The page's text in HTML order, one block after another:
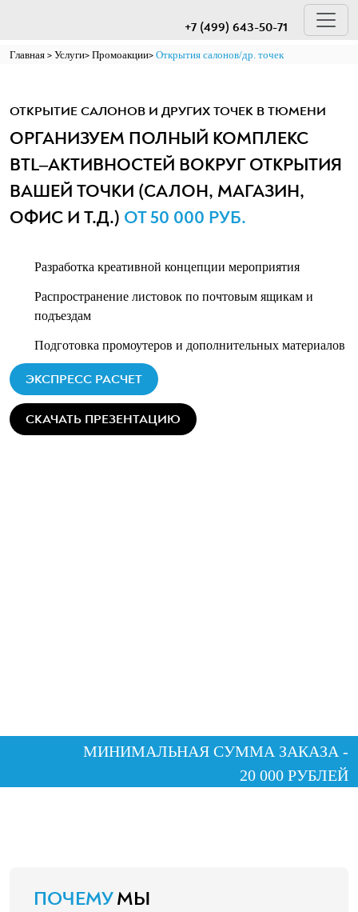
+7 (499) 643-50-71
Главная Услуги Промоакции Открытия салонов/др. точек
ОТКРЫТИЕ САЛОНОВ И ДРУГИХ ТОЧЕК В ТЮМЕНИ
ОРГАНИЗУЕМ ПОЛНЫЙ КОМПЛЕКС
BTL–АКТИВНОСТЕЙ ВОКРУГ ОТКРЫТИЯ
ВАШЕЙ ТОЧКИ (САЛОН, МАГАЗИН,
ОФИС И Т.Д.) ОТ 50 000 РУБ.
Разработка креативной концепции мероприятия
Распространение листовок по почтовым ящикам и
подъездам
Подготовка промоутеров и дополнительных материалов
ЭКСПРЕСС РАСЧЕТ
СКАЧАТЬ ПРЕЗЕНТАЦИЮ
МИНИМАЛЬНАЯ СУММА ЗАКАЗА -
20 000 РУБЛЕЙ
ПОЧЕМУМЫ